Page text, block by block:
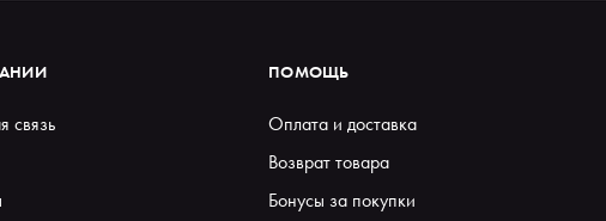
связь
ПОМОЩЬ
Оплата и доставка
Возврат товара
Бонусы за покупки